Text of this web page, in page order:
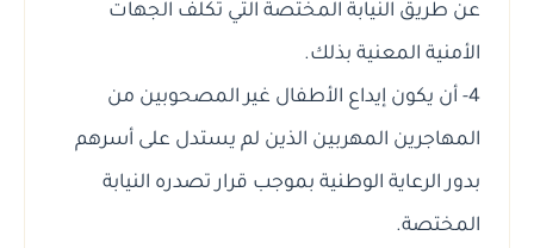
عن طريق النيابة المختصة التي تكلف الجهات
الأمنية المعنية بذلك.
4- أن يكون إيداع الأطفال غير المصحوبين من
المهاجرين المهربين الذين لم يستدل على أسرهم
بدور الرعاية الوطنية بموجب قرار تصدره النيابة
المختصة.